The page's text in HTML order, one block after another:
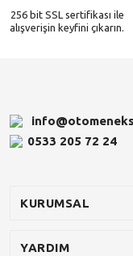
256 bit SSL sertifikası ile
alışverişin keyfini çıkarın.
0533 205 72 24
KURUMSAL
YARDIM